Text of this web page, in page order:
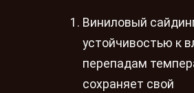
Виниловый
устойчивостью к
перепадам
сохраняет свой